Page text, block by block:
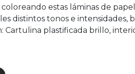
estas láminas de
distintos tonos e
Cartulina plastificada brillo,